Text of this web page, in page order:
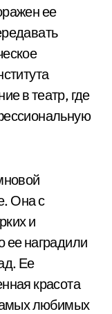
ее
в театр, где
Она с
и
ее наградили
Ее
красота
любимых